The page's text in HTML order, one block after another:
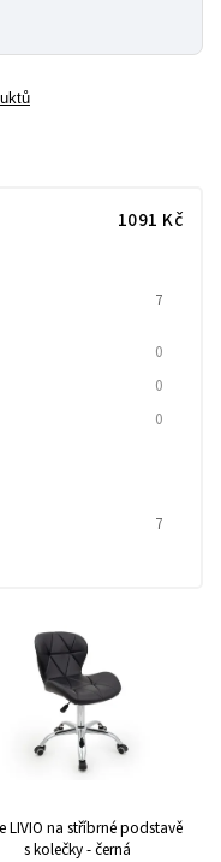
1091 Kč
7
0
0
0
7
LIVIO na stříbrné podstavě
s kolečky - černá